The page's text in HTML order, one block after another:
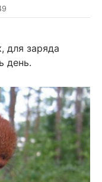
для заряда
день.